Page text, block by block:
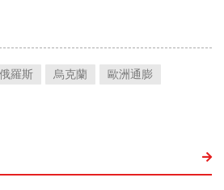
俄羅斯 烏克蘭
歐洲通膨